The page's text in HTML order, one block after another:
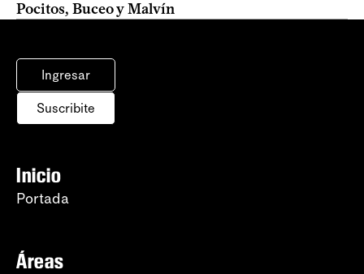
Pocitos, Buceo y Malvín
Ingresar
Suscribite
Inicio
Portada
Áreas